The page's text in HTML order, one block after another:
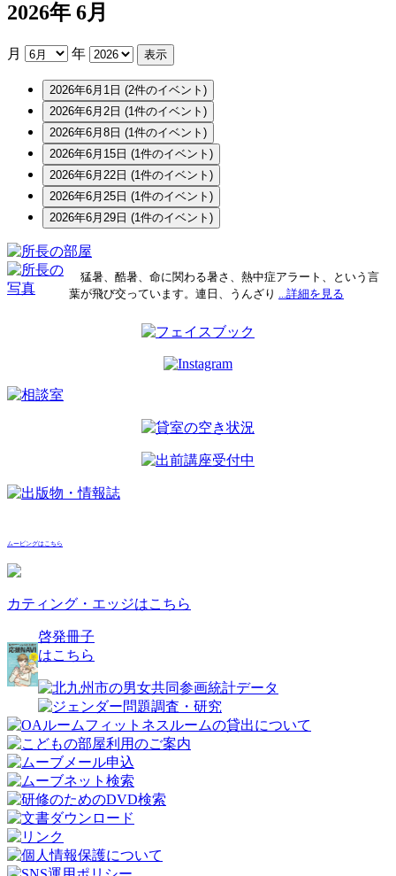
2026年 6月
月 年
2026年6月1日 (2件のイベント)
2026年6月2日 (1件のイベント)
2026年6月8日 (1件のイベント)
2026年6月15日 (1件のイベント)
2026年6月22日 (1件のイベント)
2026年6月25日 (1件のイベント)
2026年6月29日 (1件のイベント)
猛暑、酷暑、命に関わる暑さ、熱中症アラート、という言
葉が飛び交っています。連日、うんざり
...詳細を見る
ムービングはこちら
カティング・エッジはこちら
啓発冊子
はこちら